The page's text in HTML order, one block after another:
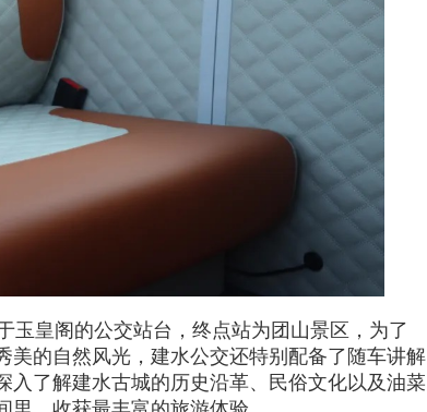
皇阁的公交站台，终点站为团山景区，为了
的自然风光，建水公交还特别配备了随车讲解
入了解建水古城的历史沿革、民俗文化以及油菜